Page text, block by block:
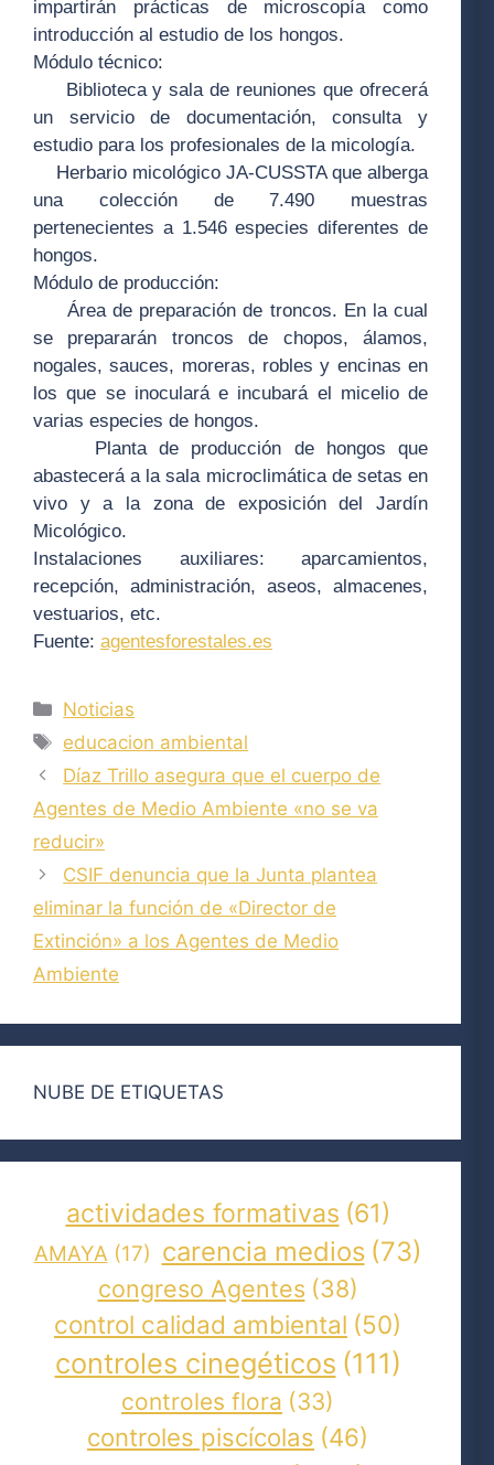
impartirán prácticas de microscopía como
introducción al estudio de los hongos.
Módulo técnico:
Biblioteca y sala de reuniones que ofrecerá
un servicio de documentación, consulta y
estudio para los profesionales de la micología.
Herbario micológico JA-CUSSTA que alberga
una colección de 7.490 muestras
pertenecientes a 1.546 especies diferentes de
hongos.
Módulo de producción:
Área de preparación de troncos. En la cual
se prepararán troncos de chopos, álamos,
nogales, sauces, moreras, robles y encinas en
los que se inoculará e incubará el micelio de
varias especies de hongos.
Planta de producción de hongos que
abastecerá a la sala microclimática de setas en
vivo y a la zona de exposición del Jardín
Micológico.
Instalaciones auxiliares: aparcamientos,
recepción, administración, aseos, almacenes,
vestuarios, etc.
Fuente: agentesforestales.es
Categorías
Noticias
Etiquetas
educacion ambiental
Díaz Trillo asegura que el cuerpo de
Agentes de Medio Ambiente «no se va
reducir»
CSIF denuncia que la Junta plantea
eliminar la función de «Director de
Extinción» a los Agentes de Medio
Ambiente
NUBE DE ETIQUETAS
actividades formativas (61)
AMAYA (17) carencia medios (73)
congreso Agentes (38)
control calidad ambiental (50)
controles cinegéticos (111)
controles flora (33)
controles piscícolas (46)